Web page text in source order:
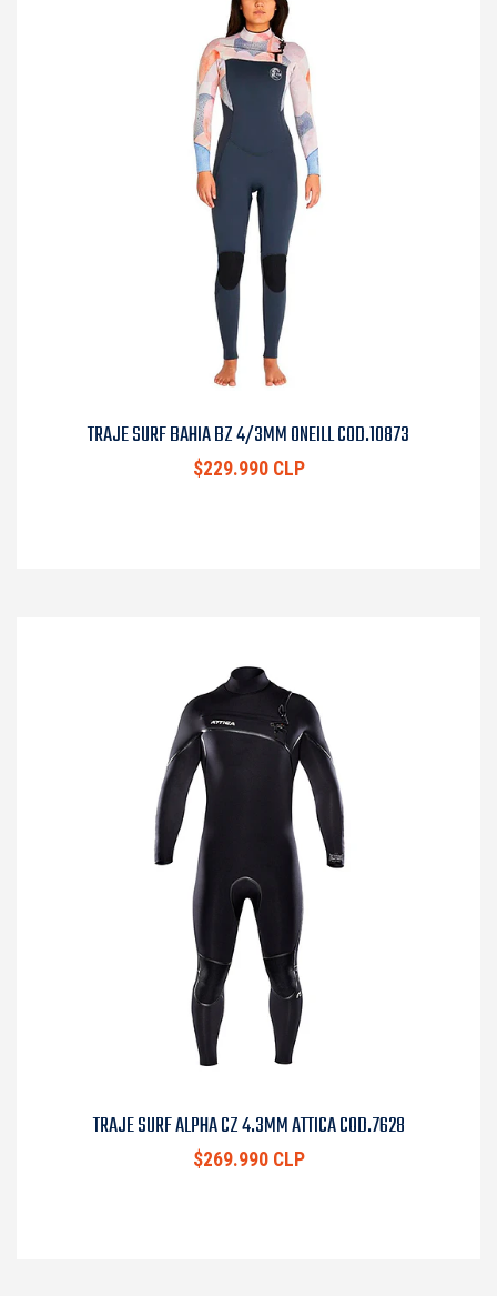
TRAJE SURF BAHIA BZ 4/3MM ONEILL COD.10873
$229.990 CLP
TRAJE SURF ALPHA CZ 4.3MM ATTICA COD.7628
$269.990 CLP